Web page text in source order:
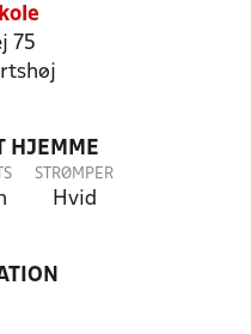
75
HJEMME
STRØMPER
Hvid